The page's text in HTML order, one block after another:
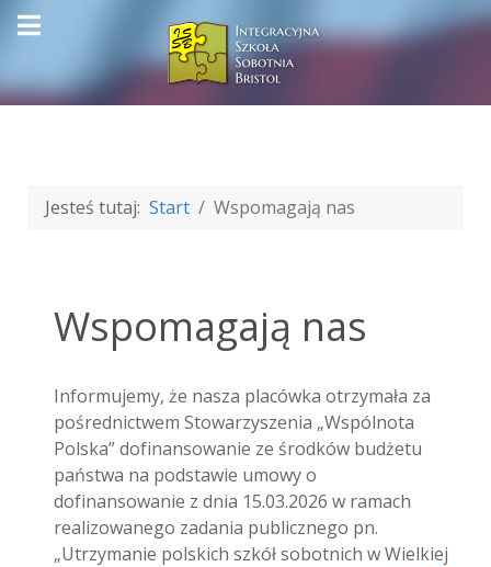
Jesteś tutaj: Start Wspomagają nas
Wspomagają nas
Informujemy, że nasza placówka otrzymała za
pośrednictwem Stowarzyszenia „Wspólnota
Polska” dofinansowanie ze środków budżetu
państwa na podstawie umowy o
dofinansowanie z dnia 15.03.2026 w ramach
realizowanego zadania publicznego pn.
„Utrzymanie polskich szkół sobotnich w Wielkiej